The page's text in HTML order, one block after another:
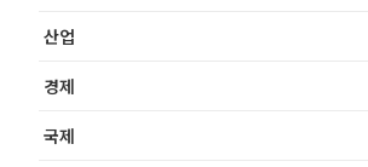
산업
경제
국제